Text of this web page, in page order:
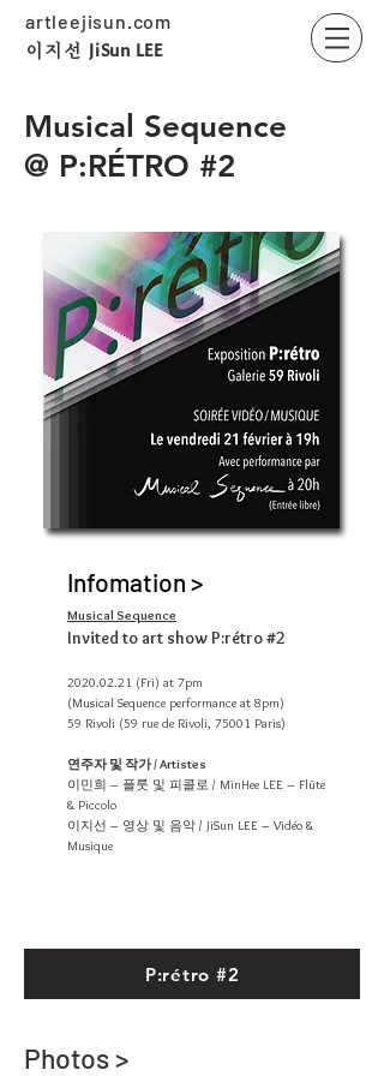
artleejisun.com
​이지선 JiSun LEE
Musical Sequence
@ P:RÉTRO #2
Infomation >
Musical Sequence
Invited to art show P:rétro #2
2020.02.21 (Fri) at 7pm
(Musical Sequence performance at 8pm)
59 Rivoli (59 rue de Rivoli, 75001 Paris)
연주자 및 작가 / Artistes
이민희 – 플룻 및 피콜로 / MinHee LEE – Flûte
& Piccolo
이지선 – 영상 및 음악 / JiSun LEE – Vidéo &
Musique
P:rétro #2
Photos >